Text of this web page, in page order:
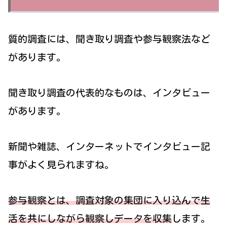
質的調査には、聞き取り調査や参与観察法など
があります。
聞き取り調査の代表的なものは、インタビュー
があります。
新聞や雑誌、インターネットでインタビュー記
事がよく見られますね。
参与観察とは、調査対象の集団に入り込んで生
活を共にしながら観察しデータを収集 します。